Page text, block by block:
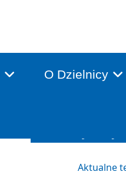
O Dzielnicy
Aktualne